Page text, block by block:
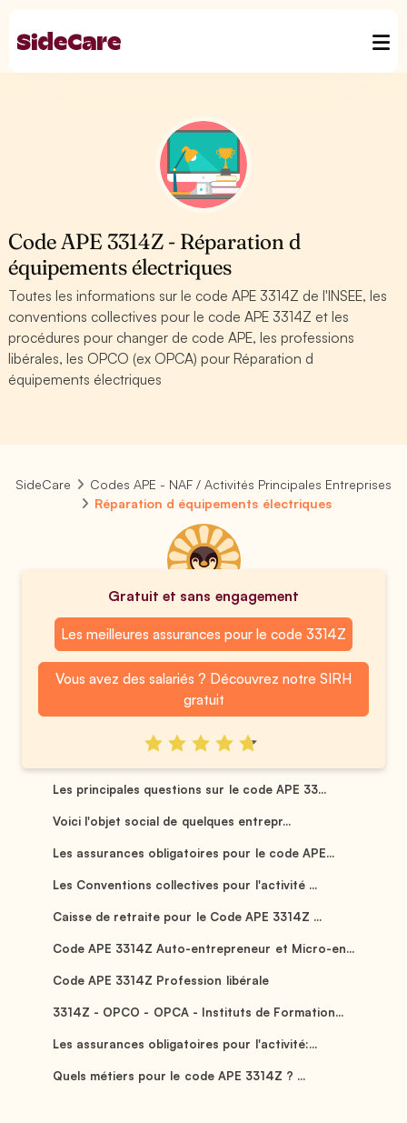
Code APE 3314Z - Réparation d
équipements électriques
Toutes les informations sur le code APE 3314Z de l'INSEE, les
conventions collectives pour le code APE 3314Z et les
procédures pour changer de code APE, les professions
libérales, les OPCO (ex OPCA) pour Réparation d
équipements électriques
SideCare
Codes APE - NAF / Activités Principales Entreprises
Réparation d équipements électriques
Gratuit et sans engagement
Les meilleures assurances pour le code 3314Z
Vous avez des salariés ? Découvrez notre SIRH
gratuit
Les principales questions sur le code APE 33...
Voici l'objet social de quelques entrepr...
Les assurances obligatoires pour le code APE...
Les Conventions collectives pour l'activité ...
Caisse de retraite pour le Code APE 3314Z ...
Code APE 3314Z Auto-entrepreneur et Micro-en...
Code APE 3314Z Profession libérale
3314Z - OPCO - OPCA - Instituts de Formation...
Les assurances obligatoires pour l'activité:...
Quels métiers pour le code APE 3314Z ? ...